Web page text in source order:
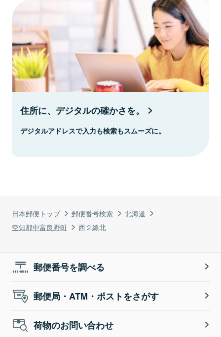
日本郵便トップ 郵便番号検索
北海道
空知郡中富良野町
西２線北
住所に、デジタルの確かさを。
デジタルアドレスで入力も検索もスムーズに。
郵便番号を調べる
郵便局・ATM・ポストをさがす
荷物のお問い合わせ